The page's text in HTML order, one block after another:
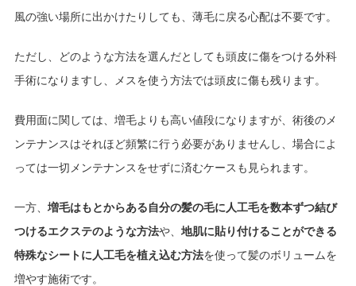
風の強い場所に出かけたりしても、薄毛に戻る心配は不要です。
ただし、どのような方法を選んだとしても頭皮に傷をつける外科
手術になりますし、メスを使う方法では頭皮に傷も残ります。
費用面に関しては、増毛よりも高い値段になりますが、術後のメ
ンテナンスはそれほど頻繁に行う必要がありませんし、場合によ
っては一切メンテナンスをせずに済むケースも見られます。
一方、 増毛はもとからある自分の髪の毛に人工毛を数本ずつ結び
つけるエクステのような方法や、 地肌に貼り付けることができる
特殊なシートに人工毛を植え込む方法を使って髪のボリュームを
増やす施術です。